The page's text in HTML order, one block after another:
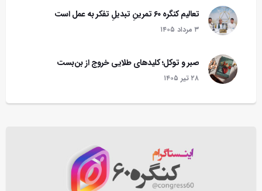
تعالیم کنگره ۶۰ تمرینِ تبدیلِ تفکر به عمل است
۳ مرداد ۱۴۰۵
صبر و توکل؛ کلیدهای طلایی خروج از بن‌بست
۲۸ تير ۱۴۰۵